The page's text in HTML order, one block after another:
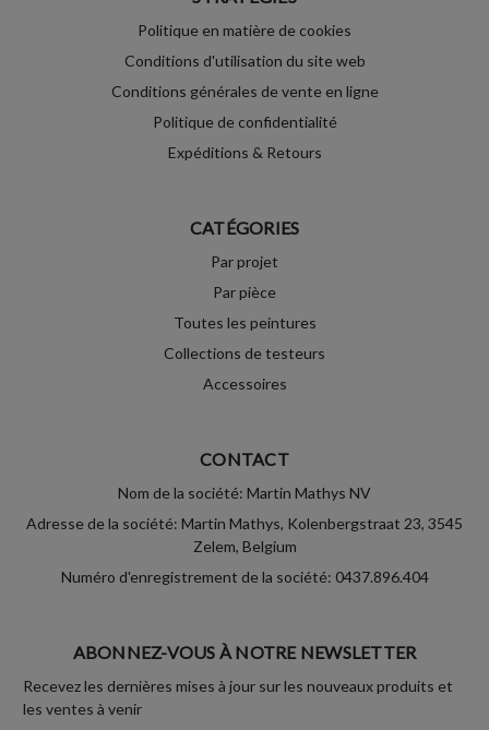
Politique en matière de cookies
Conditions d'utilisation du site web
Conditions générales de vente en ligne
Politique de confidentialité
Expéditions & Retours
CATÉGORIES
Par projet
Par pièce
Toutes les peintures
Collections de testeurs
Accessoires
CONTACT
Nom de la société: Martin Mathys NV
Adresse de la société: Martin Mathys, Kolenbergstraat 23, 3545
Zelem, Belgium
Numéro d'enregistrement de la société: 0437.896.404
ABONNEZ-VOUS À NOTRE NEWSLETTER
Recevez les dernières mises à jour sur les nouveaux produits et
les ventes à venir